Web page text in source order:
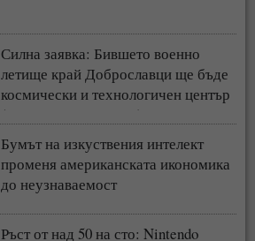
Силна заявка: Бившето военно
летище край Доброславци ще бъде
космически и технологичен център
(СНИМКИ + ВИДЕО)
Бумът на изкуствения интелект
променя американската икономика
до неузнаваемост
Ръст от над 50 на сто: Nintendo